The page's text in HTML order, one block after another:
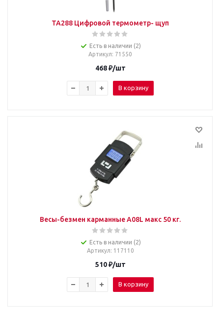
TA288 Цифровой термометр- щуп
Есть в наличии (2)
Артикул: 71550
468₽/шт
В корзину
Весы-безмен карманные A08L макс 50 кг.
Есть в наличии (2)
Артикул: 117110
510₽/шт
В корзину